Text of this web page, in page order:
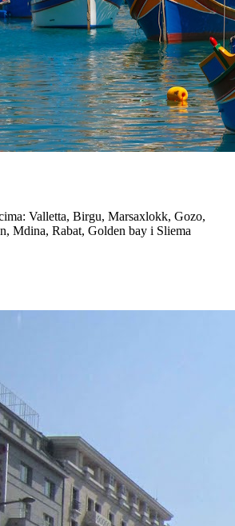
Valletta, Birgu, Marsaxlokk, Gozo,
Mdina, Rabat, Golden bay i Sliema